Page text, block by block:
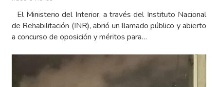
El Ministerio del Interior, a través del Instituto Nacional
de Rehabilitación (INR), abrió un llamado público y abierto
a concurso de oposición y méritos para…